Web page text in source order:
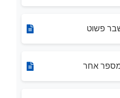
פשוט
אחר